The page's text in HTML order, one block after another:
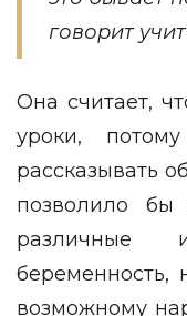
говорит
Она считает,
уроки,
рассказывать
позволило бы
беременность,
возможному